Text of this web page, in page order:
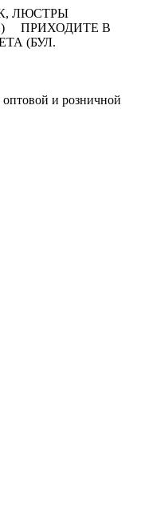
ЛЮСТРЫ
ПРИХОДИТЕ В
(БУЛ.
и розничной